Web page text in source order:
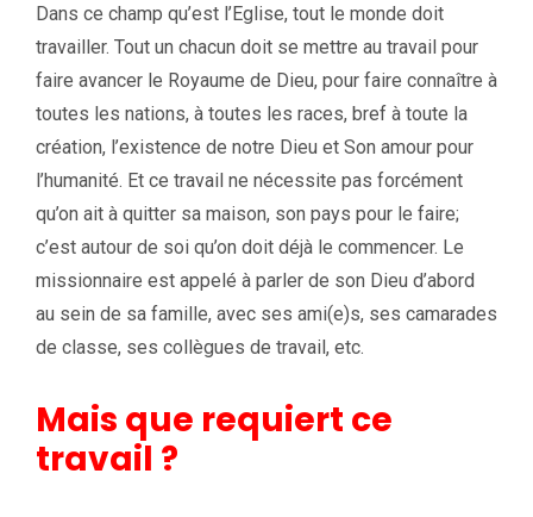
Dans ce champ qu’est l’Eglise, tout le monde doit
travailler. Tout un chacun doit se mettre au travail pour
faire avancer le Royaume de Dieu, pour faire connaître à
toutes les nations, à toutes les races, bref à toute la
création, l’existence de notre Dieu et Son amour pour
l’humanité. Et ce travail ne nécessite pas forcément
qu’on ait à quitter sa maison, son pays pour le faire;
c’est autour de soi qu’on doit déjà le commencer. Le
missionnaire est appelé à parler de son Dieu d’abord
au sein de sa famille, avec ses ami(e)s, ses camarades
de classe, ses collègues de travail, etc.
Mais que requiert ce
travail ?